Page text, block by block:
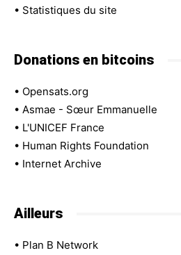
• Statistiques du site
Donations en bitcoins
• Opensats.org
• Asmae - Sœur Emmanuelle
• L'UNICEF France
• Human Rights Foundation
• Internet Archive
Ailleurs
• Plan B Network